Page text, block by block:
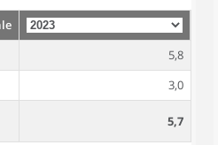
5,8
3,0
5,7